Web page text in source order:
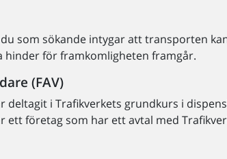
som sökande intygar att transporten
hinder för framkomligheten framgår.
(FAV)
deltagit i Trafikverkets grundkurs i
ett företag som har ett avtal med